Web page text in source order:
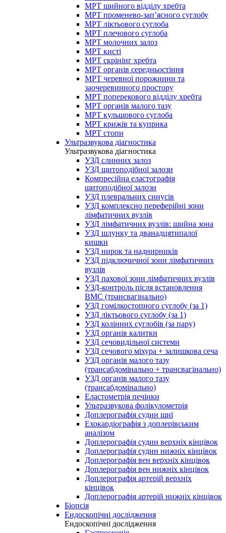
МРТ шийного відділу хребта
МРТ променево-зап’ясного суглобу
МРТ ліктьового суглоба
МРТ плечового суглоба
МРТ молочних залоз
МРТ кисті
МРТ скрінінг хребта
МРТ органів середньостіння
МРТ черевної порожнини та
заочеревинного простору
МРТ поперекового відділу хребта
МРТ органів малого тазу
МРТ кульшового суглоба
МРТ крижів та куприка
МРТ стопи
Ультразвукова діагностика
Ультразвукова діагностика
УЗД слинних залоз
УЗД щитоподібної залози
Компресійна еластографія
щитоподібної залози
УЗД плевральних синусів
УЗД комплексно переферійні зони
лімфатичних вузлів
УЗД лімфатичних вузлів: шийна зона
УЗД шлунку та дванадцятипалої
кишки
УЗД нирок та наднирників
УЗД підключичної зони лімфатичних
вузлів
УЗД пахової зони лімфатичних вузлів
УЗД-контроль після встановлення
ВМС (трансвагінально)
УЗД гомілкостопного суглобу (за 1)
УЗД ліктьового суглобу (за 1)
УЗД колінних суглобів (за пару)
УЗД органів калитки
УЗД сечовидільної системи
УЗД сечового міхура + залишкова сеча
УЗД органів малого тазу
(трансабдомінально + трансвагінально)
УЗД органів малого тазу
(трансабдомінально)
Еластометрія печінки
Ультразвукова фолікулометрія
Доплерографія судин шиї
Ехокардіографія з доплерівським
аналізом
Доплерографія судин верхніх кінцівок
Доплерографія судин нижніх кінцівок
Доплерографія вен верхніх кінцівок
Доплерографія вен нижніх кінцівок
Доплерографія артерій верхніх
кінцівок
Доплерографія артерій нижніх кінцівок
Біопсія
Ендоскопічні дослідження
Ендоскопічні дослідження